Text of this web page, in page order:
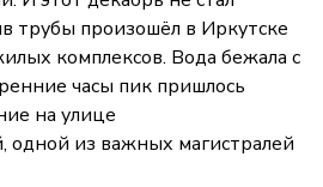
трубы произошёл в Иркутске
комплексов. Вода бежала с
часы пик пришлось
на улице
одной из важных магистралей